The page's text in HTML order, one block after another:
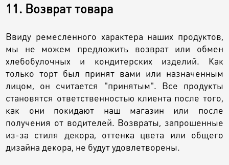
11. Возврат товара
Ввиду ремесленного характера наших продуктов,
мы не можем предложить возврат или обмен
хлебобулочных и кондитерских изделий. Как
только торт был принят вами или назначенным
лицом, он считается "принятым". Все продукты
становятся ответственностью клиента после того,
как они покидают наш магазин или после
получения от водителей. Возвраты, запрошенные
из-за стиля декора, оттенка цвета или общего
дизайна декора, не будут удовлетворены.